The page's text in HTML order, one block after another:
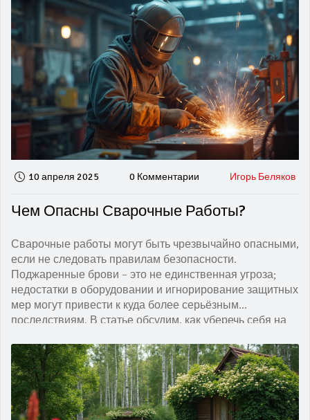
выбрать метод, подходящий именно вам. Также мы
поделимся интересными фактами и полезными
советами по выбору материалов и планировке дома.
10 апреля 2025 0 Комментарии Игорь Беляков
Чем Опасны Сварочные Работы?
Сварочные работы могут быть чрезвычайно опасными,
если не следовать правилам безопасности.
Поджаренные брови – это не единственная угроза;
недостатки в оборудовании и игнорирование защитных
мер могут привести к куда более серьёзным
последствиям. В статье обсудим, как уберечь себя на
случаях стоит обратиться за профессиональной
помощью. Расскажем, какие ошибки совершаются
чаще всего и как их избежать.